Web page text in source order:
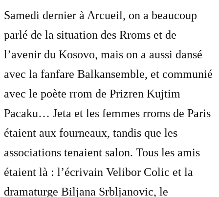
Samedi dernier à Arcueil, on a beaucoup
parlé de la situation des Rroms et de
l’avenir du Kosovo, mais on a aussi dansé
avec la fanfare Balkansemble, et communié
avec le poète rrom de Prizren Kujtim
Pacaku… Jeta et les femmes rroms de Paris
étaient aux fourneaux, tandis que les
associations tenaient salon. Tous les amis
étaient là : l’écrivain Velibor Colic et la
dramaturge Biljana Srbljanovic, le